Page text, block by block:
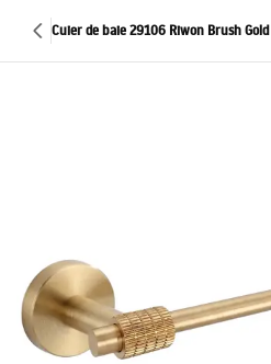
Cuier de baie 29106 Riwon Brush Gold